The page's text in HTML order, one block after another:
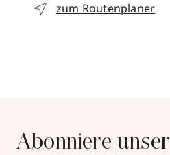
zum Routenplaner
Abonniere